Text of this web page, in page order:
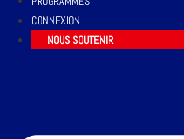
CONNEXION
NOUS SOUTENIR